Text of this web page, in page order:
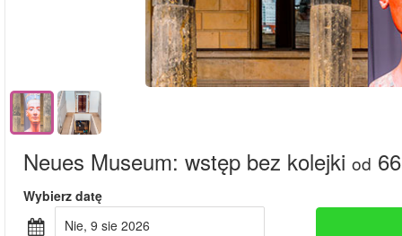
Neues Museum: wstęp bez kolejki od
Wybierz datę
nie, 9 sie 2026